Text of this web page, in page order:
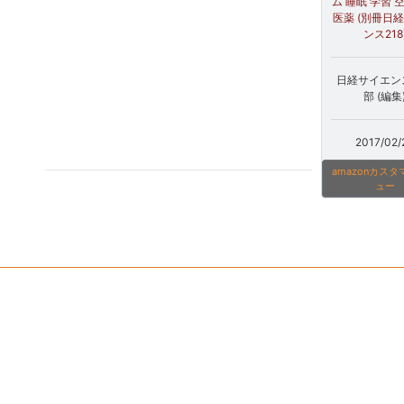
医薬 (別冊日
ンス
日経サイエ
部 (編集)
2017/02/
amazonカスタ
ュー